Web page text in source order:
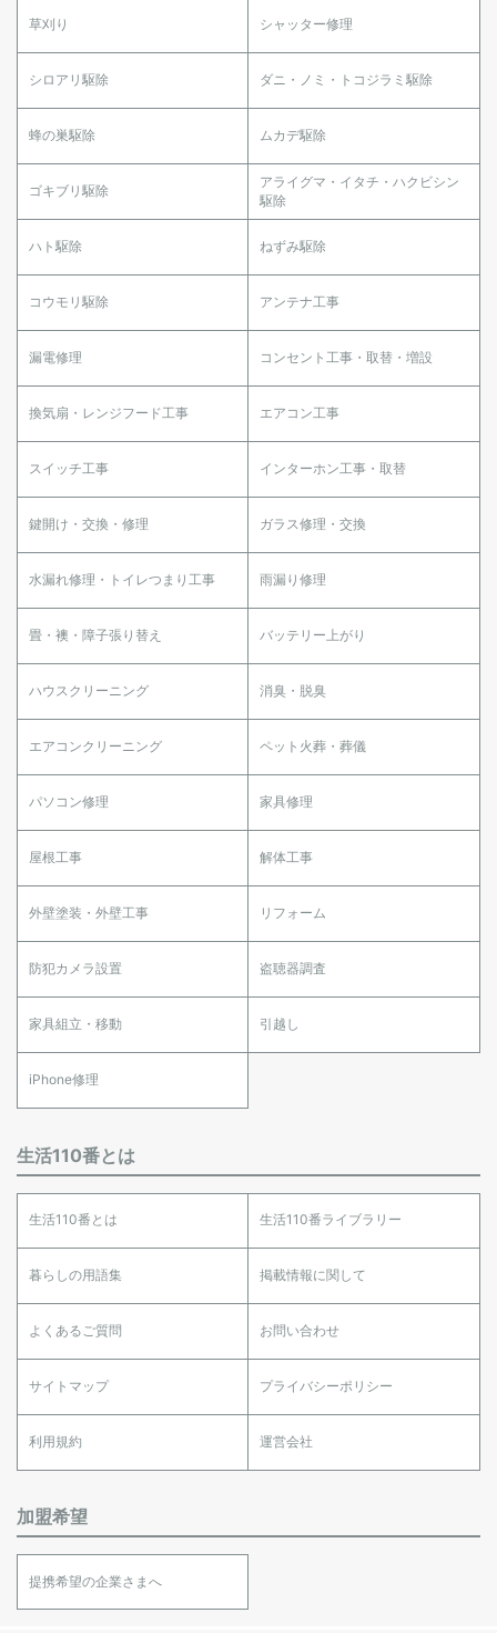
草刈り シャッター修理
シロアリ駆除 ダニ・ノミ・トコジラミ駆除
蜂の巣駆除 ムカデ駆除
ゴキブリ駆除
アライグマ・イタチ・ハクビシン
駆除
ハト駆除 ねずみ駆除
コウモリ駆除 アンテナ工事
漏電修理 コンセント工事・取替・増設
換気扇・レンジフード工事 エアコン工事
スイッチ工事 インターホン工事・取替
鍵開け・交換・修理 ガラス修理・交換
水漏れ修理・トイレつまり工事 雨漏り修理
畳・襖・障子張り替え バッテリー上がり
ハウスクリーニング 消臭・脱臭
エアコンクリーニング ペット火葬・葬儀
パソコン修理 家具修理
屋根工事 解体工事
外壁塗装・外壁工事 リフォーム
防犯カメラ設置 盗聴器調査
家具組立・移動 引越し
iPhone修理
生活110番とは
生活110番とは 生活110番ライブラリー
暮らしの用語集 掲載情報に関して
よくあるご質問 お問い合わせ
サイトマップ プライバシーポリシー
利用規約 運営会社
加盟希望
提携希望の企業さまへ